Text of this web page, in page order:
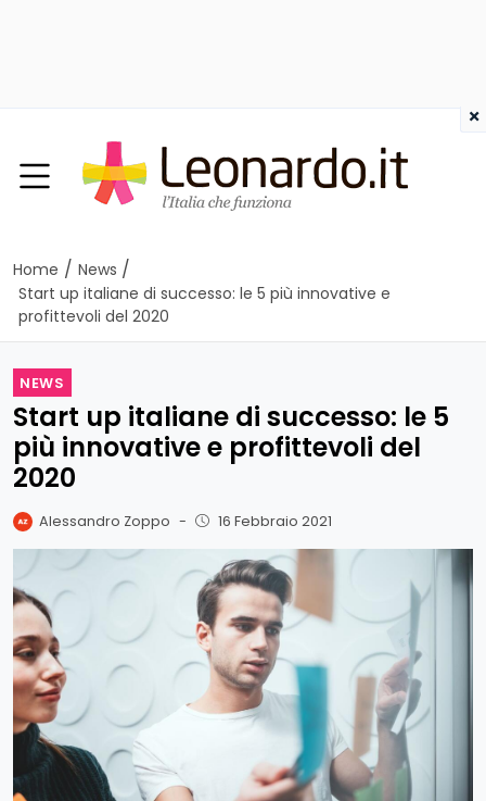
Home / News /
Start up italiane di successo: le 5 più innovative e
profittevoli del 2020
NEWS
Start up italiane di successo: le 5
più innovative e profittevoli del
2020
Alessandro Zoppo - 16 Febbraio 2021
×